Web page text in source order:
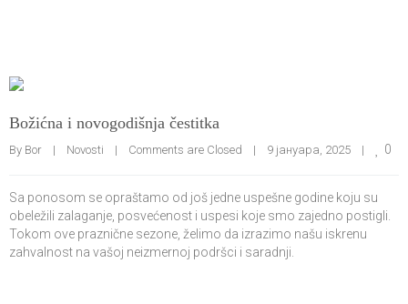
Božićna i novogodišnja čestitka
By Bor | Novosti | Comments are Closed | 9 јануара, 2025 | 0
Sa ponosom se opraštamo od još jedne uspešne godine koju su
obeležili zalaganje, posvećenost i uspesi koje smo zajedno postigli.
Tokom ove praznične sezone, želimo da izrazimo našu iskrenu
zahvalnost na vašoj neizmernoj podršci i saradnji.